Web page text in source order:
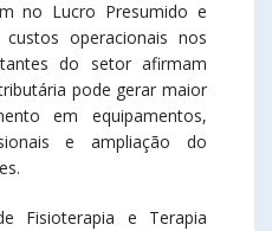
no Lucro Presumido e
operacionais nos
do setor afirmam
pode gerar maior
em equipamentos,
e ampliação do
Fisioterapia e Terapia